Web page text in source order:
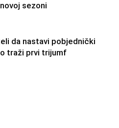
sezoni
da nastavi pobjednički
traži prvi trijumf